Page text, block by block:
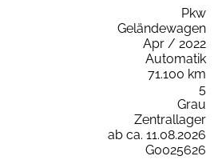
Pkw
Geländewagen
Apr / 2022
Automatik
71.100 km
5
Grau
Zentrallager
ab ca. 11.08.2026
G0025626